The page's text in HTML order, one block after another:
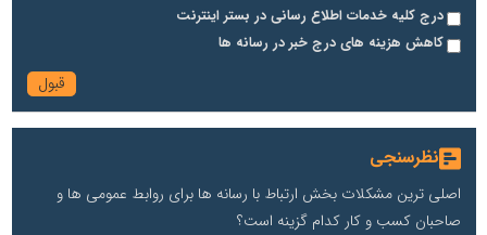
درج کلیه خدمات اطلاع رسانی در بستر اینترنت
کاهش هزینه های درج خبر در رسانه ها
نظرسنجی
اصلی ترین مشکلات بخش ارتباط با رسانه ها برای روابط عمومی ها و
صاحبان کسب و کار کدام گزینه است؟